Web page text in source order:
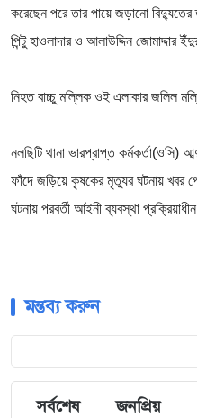
করেছেন পরে তার পায়ে জড়ানো
পিন্টু হাওলাদার ও আলাউদ্দিন জোমাদ্দার
নিহত বাচ্চু মল্লিক ওই এলাকার জলিল
নলছিটি থানা ভারপ্রাপ্ত কর্মকর্তা(ওসি)
ফাঁদে জড়িয়ে কৃষকের মৃত্যুর ঘটনায় খবর
ঘটনায় পরবর্তী আইনী ব্যবস্থা
মন্তব্য করুন
সর্বশেষ জনপ্রিয়